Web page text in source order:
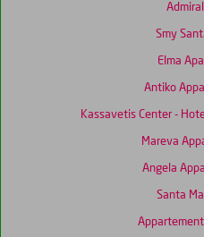
Smy
Elma
Antiko
Kassavetis Center -
Mareva
Angela
Santa